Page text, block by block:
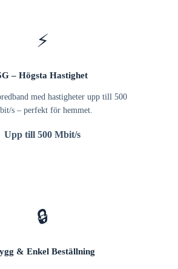
⚡
– Högsta Hastighet
med hastigheter upp till 500
s – perfekt för hemmet.
Upp till 500 Mbit/s
🔒
& Enkel Beställning